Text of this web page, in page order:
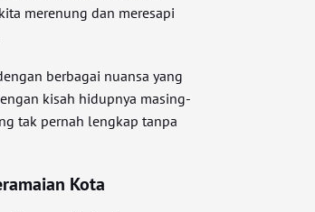
merenung dan meresapi
berbagai nuansa yang
kisah hidupnya masing-
tak pernah lengkap tanpa
Kota